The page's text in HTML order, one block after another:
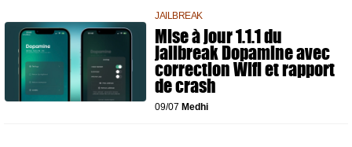
JAILBREAK
Mise à jour 1.1.1 du
jailbreak Dopamine avec
correction Wifi et rapport
de crash
09/07 Medhi